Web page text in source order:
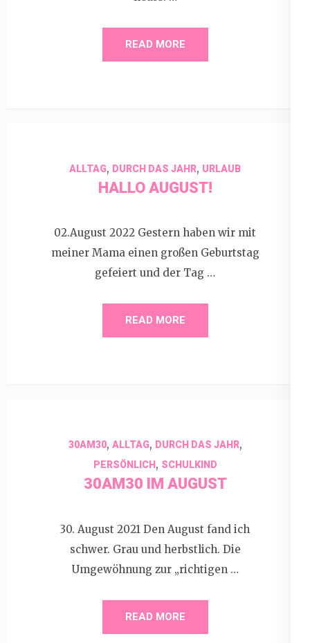
READ MORE
ALLTAG, DURCH DAS JAHR, URLAUB
HALLO AUGUST!
02.August 2022 Gestern haben wir mit
meiner Mama einen großen Geburtstag
gefeiert und der Tag …
READ MORE
30AM30, ALLTAG, DURCH DAS JAHR,
PERSÖNLICH, SCHULKIND
30AM30 IM AUGUST
30. August 2021 Den August fand ich
schwer. Grau und herbstlich. Die
Umgewöhnung zur „richtigen …
READ MORE